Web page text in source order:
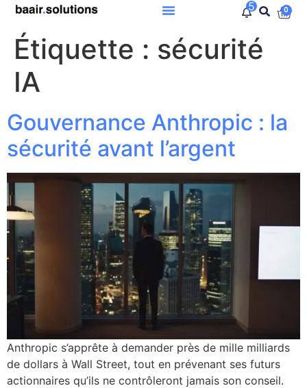
5 0
Étiquette : sécurité
IA
Gouvernance Anthropic : la
sécurité avant l’argent
Anthropic s’apprête à demander près de mille milliards
de dollars à Wall Street, tout en prévenant ses futurs
actionnaires qu’ils ne contrôleront jamais son conseil.